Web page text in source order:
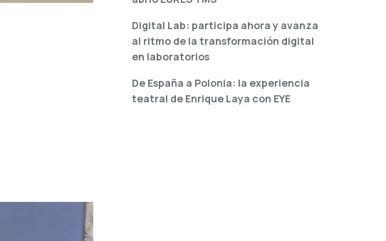
Digital Lab: participa ahora y avanza
al ritmo de la transformación digital
en laboratorios
De España a Polonia: la experiencia
teatral de Enrique Laya con EYE